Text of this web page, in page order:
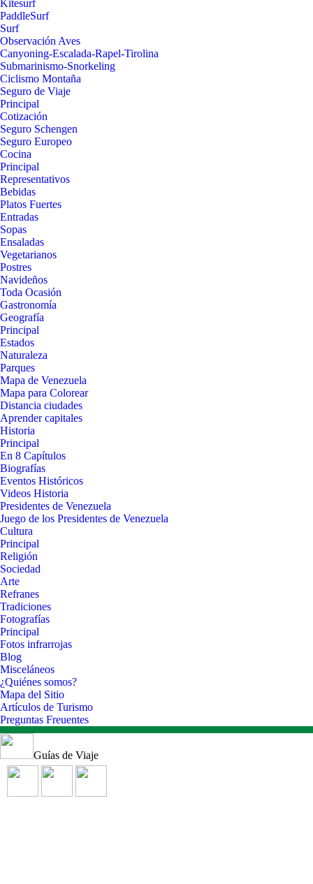
Kitesurf
PaddleSurf
Surf
Observación Aves
Canyoning-Escalada-Rapel-Tirolina
Submarinismo-Snorkeling
Ciclismo Montaña
Seguro de Viaje
Principal
Cotización
Seguro Schengen
Seguro Europeo
Cocina
Principal
Representativos
Bebidas
Platos Fuertes
Entradas
Sopas
Ensaladas
Vegetarianos
Postres
Navideños
Toda Ocasión
Gastronomía
Geografía
Principal
Estados
Naturaleza
Parques
Mapa de Venezuela
Mapa para Colorear
Distancia ciudades
Aprender capitales
Historia
Principal
En 8 Capítulos
Biografías
Eventos Históricos
Videos Historia
Presidentes de Venezuela
Juego de los Presidentes de Venezuela
Cultura
Principal
Religión
Sociedad
Arte
Refranes
Tradiciones
Fotografías
Principal
Fotos infrarrojas
Blog
Misceláneos
¿Quiénes somos?
Mapa del Sitio
Artículos de Turismo
Preguntas Freuentes
Guías de Viaje